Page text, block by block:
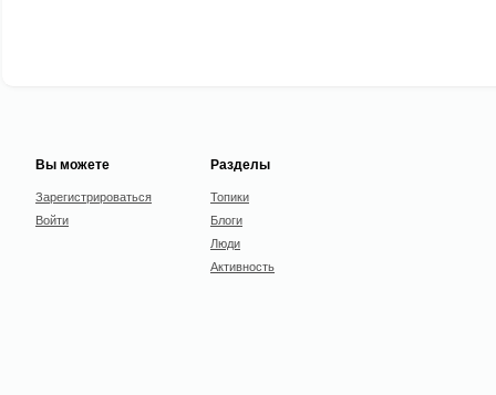
Вы можете
Зарегистрироваться
Войти
Разделы
Топики
Блоги
Люди
Активность